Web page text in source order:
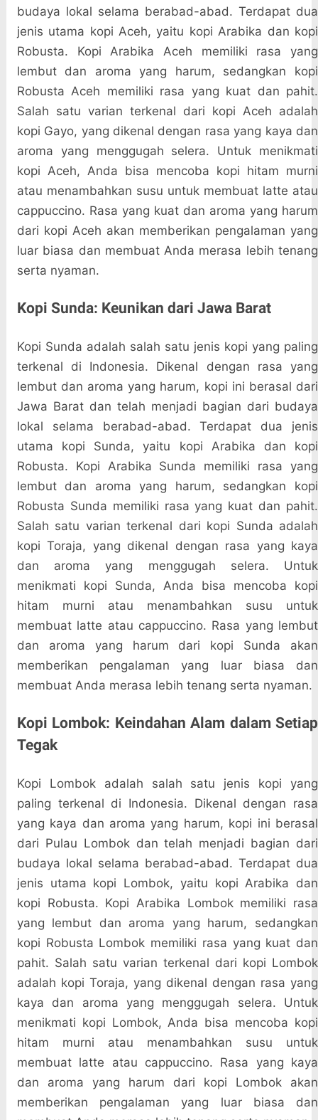
budaya lokal selama berabad-abad. Terdapat dua
jenis utama kopi Aceh, yaitu kopi Arabika dan kopi
Robusta. Kopi Arabika Aceh memiliki rasa yang
lembut dan aroma yang harum, sedangkan kopi
Robusta Aceh memiliki rasa yang kuat dan pahit.
Salah satu varian terkenal dari kopi Aceh adalah
kopi Gayo, yang dikenal dengan rasa yang kaya dan
aroma yang menggugah selera. Untuk menikmati
kopi Aceh, Anda bisa mencoba kopi hitam murni
atau menambahkan susu untuk membuat latte atau
cappuccino. Rasa yang kuat dan aroma yang harum
dari kopi Aceh akan memberikan pengalaman yang
luar biasa dan membuat Anda merasa lebih tenang
serta nyaman.
Kopi Sunda: Keunikan dari Jawa Barat
Kopi Sunda adalah salah satu jenis kopi yang paling
terkenal di Indonesia. Dikenal dengan rasa yang
lembut dan aroma yang harum, kopi ini berasal dari
Jawa Barat dan telah menjadi bagian dari budaya
lokal selama berabad-abad. Terdapat dua jenis
utama kopi Sunda, yaitu kopi Arabika dan kopi
Robusta. Kopi Arabika Sunda memiliki rasa yang
lembut dan aroma yang harum, sedangkan kopi
Robusta Sunda memiliki rasa yang kuat dan pahit.
Salah satu varian terkenal dari kopi Sunda adalah
kopi Toraja, yang dikenal dengan rasa yang kaya
dan aroma yang menggugah selera. Untuk
menikmati kopi Sunda, Anda bisa mencoba kopi
hitam murni atau menambahkan susu untuk
membuat latte atau cappuccino. Rasa yang lembut
dan aroma yang harum dari kopi Sunda akan
memberikan pengalaman yang luar biasa dan
membuat Anda merasa lebih tenang serta nyaman.
Kopi Lombok: Keindahan Alam dalam Setiap
Tegak
Kopi Lombok adalah salah satu jenis kopi yang
paling terkenal di Indonesia. Dikenal dengan rasa
yang kaya dan aroma yang harum, kopi ini berasal
dari Pulau Lombok dan telah menjadi bagian dari
budaya lokal selama berabad-abad. Terdapat dua
jenis utama kopi Lombok, yaitu kopi Arabika dan
kopi Robusta. Kopi Arabika Lombok memiliki rasa
yang lembut dan aroma yang harum, sedangkan
kopi Robusta Lombok memiliki rasa yang kuat dan
pahit. Salah satu varian terkenal dari kopi Lombok
adalah kopi Toraja, yang dikenal dengan rasa yang
kaya dan aroma yang menggugah selera. Untuk
menikmati kopi Lombok, Anda bisa mencoba kopi
hitam murni atau menambahkan susu untuk
membuat latte atau cappuccino. Rasa yang kaya
dan aroma yang harum dari kopi Lombok akan
memberikan pengalaman yang luar biasa dan